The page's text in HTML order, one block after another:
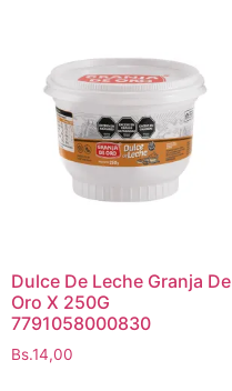
Dulce De Leche Granja De
Oro X 250G
7791058000830
Bs.14,00